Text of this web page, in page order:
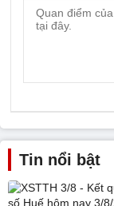
Tin nổi bật